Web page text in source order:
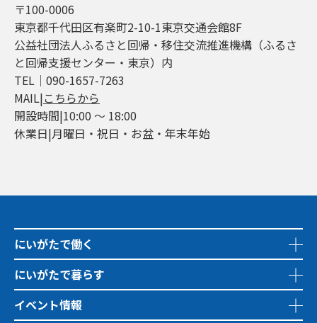
〒100-0006
東京都千代田区有楽町2-10-1東京交通会館8F
公益社団法人ふるさと回帰・移住交流推進機構（ふるさ
と回帰支援センター・東京）内
TEL│090-1657-7263
MAIL|こちらから
開設時間|10:00 ～ 18:00
休業日|月曜日・祝日・お盆・年末年始
にいがたで働く
にいがたで暮らす
イベント情報